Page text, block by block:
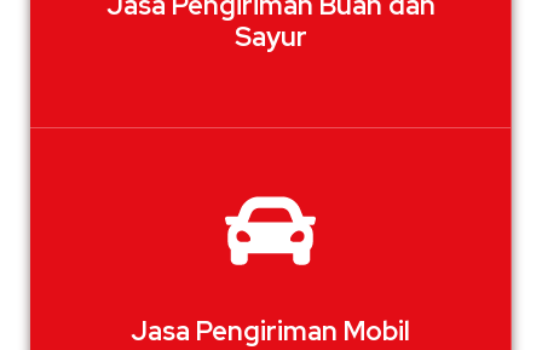
Sayur
Jasa Pengiriman Mobil